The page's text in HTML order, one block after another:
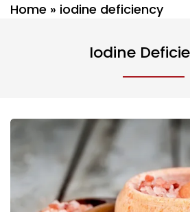
Home » iodine deficiency
Iodine